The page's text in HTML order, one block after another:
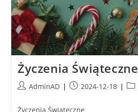
Życzenia Świąteczne
AdminAD 2024-12-18
Życzenia Świąteczne